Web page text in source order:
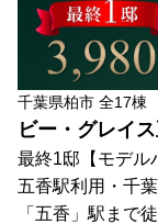
千葉県柏市 全17棟
ビー・グレイ
最終1邸【モデル
五香駅利用・千
「五香」駅まで